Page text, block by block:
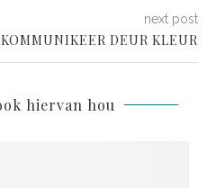
next post
KOMMUNIKEER DEUR KLEUR
hiervan hou